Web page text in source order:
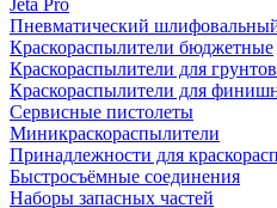
Jeta Pro
Пневматический
Краскораспылители бюджетные
Краскораспылители для грунтов
Краскораспылители для
Сервисные пистолеты
Миникраскораспылители
Принадлежности для
Быстросъёмные соединения
Наборы запасных частей